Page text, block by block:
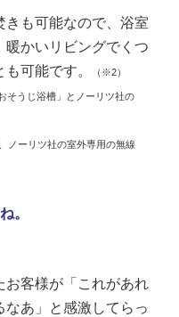
きも可能なので、浴室
暖かいリビングでくつ
可能です。
（※2）
そうじ浴槽」とノーリツ社の
ノーリツ社の室外専用の無線
。
お客様が「これがあれ
あ」と感激してらっ